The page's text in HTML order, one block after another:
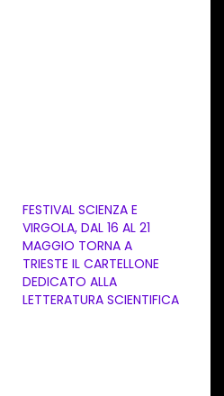
FESTIVAL SCIENZA E
VIRGOLA, DAL 16 AL 21
MAGGIO TORNA A
TRIESTE IL CARTELLONE
DEDICATO ALLA
LETTERATURA SCIENTIFICA